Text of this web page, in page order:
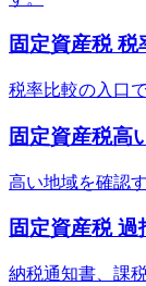
固定資産税
税率比較の入口で
固定資産税高
高い地域を確認
固定資産税
納税通知書、課